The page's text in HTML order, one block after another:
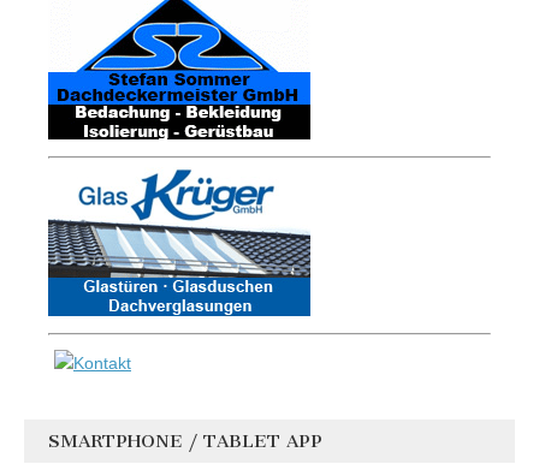
SMARTPHONE / TABLET APP